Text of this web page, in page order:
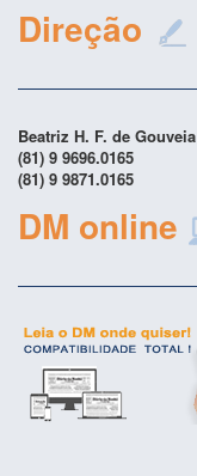
Direção
Beatriz H. F. de Gouveia
(81) 9 9696.0165
(81) 9 9871.0165
DM online